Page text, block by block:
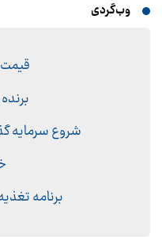
وب‌گردی
قیمت
شروع سرمایه
برنامه